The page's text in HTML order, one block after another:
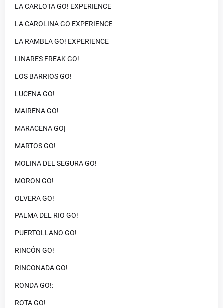
LA CARLOTA GO! EXPERIENCE
LA CAROLINA GO EXPERIENCE
LA RAMBLA GO! EXPERIENCE
LINARES FREAK GO!
LOS BARRIOS GO!
LUCENA GO!
MAIRENA GO!
MARACENA GO|
MARTOS GO!
MOLINA DEL SEGURA GO!
MORON GO!
OLVERA GO!
PALMA DEL RIO GO!
PUERTOLLANO GO!
RINCÓN GO!
RINCONADA GO!
RONDA GO!:
ROTA GO!